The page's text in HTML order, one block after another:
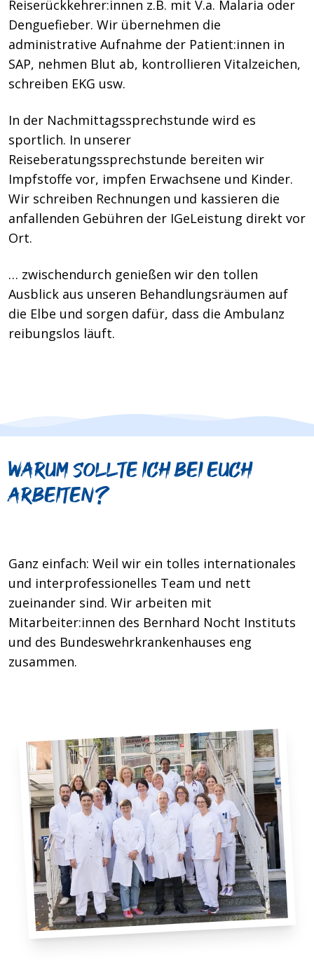
Reiserückkehrer:innen z.B. mit V.a. Malaria oder
Denguefieber. Wir übernehmen die
administrative Aufnahme der Patient:innen in
SAP, nehmen Blut ab, kontrollieren Vitalzeichen,
schreiben EKG usw.
In der Nachmittagssprechstunde wird es
sportlich. In unserer
Reiseberatungssprechstunde bereiten wir
Impfstoffe vor, impfen Erwachsene und Kinder.
Wir schreiben Rechnungen und kassieren die
anfallenden Gebühren der IGeLeistung direkt vor
Ort.
… zwischendurch genießen wir den tollen
Ausblick aus unseren Behandlungsräumen auf
die Elbe und sorgen dafür, dass die Ambulanz
reibungslos läuft.
Warum sollte ich bei euch
arbeiten?
Ganz einfach: Weil wir ein tolles internationales
und interprofessionelles Team und nett
zueinander sind. Wir arbeiten mit
Mitarbeiter:innen des Bernhard Nocht Instituts
und des Bundeswehrkrankenhauses eng
zusammen.